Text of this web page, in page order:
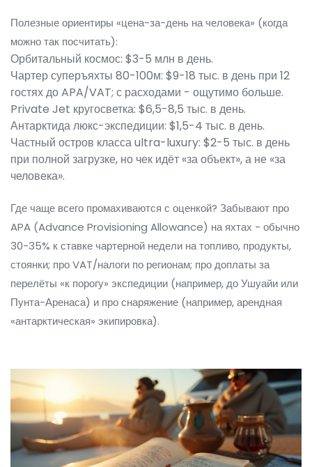
Полезные ориентиры «цена-за-день на человека» (когда
можно так посчитать):
Орбитальный космос: $3-5 млн в день.
Чартер суперъяхты 80-100м: $9-18 тыс. в день при 12
гостях до APA/VAT; с расходами - ощутимо больше.
Private Jet кругосветка: $6,5-8,5 тыс. в день.
Антарктида люкс-экспедиции: $1,5-4 тыс. в день.
Частный остров класса ultra-luxury: $2-5 тыс. в день
при полной загрузке, но чек идёт «за объект», а не «за
человека».
Где чаще всего промахиваются с оценкой? Забывают про
APA (Advance Provisioning Allowance) на яхтах - обычно
30-35% к ставке чартерной недели на топливо, продукты,
стоянки; про VAT/налоги по регионам; про доплаты за
перелёты «к порогу» экспедиции (например, до Ушуайи или
Пунта-Аренаса) и про снаряжение (например, арендная
«антарктическая» экипировка).